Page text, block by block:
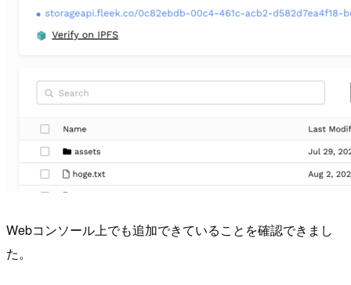
Webコンソール上でも追加できていることを確認できまし
た。